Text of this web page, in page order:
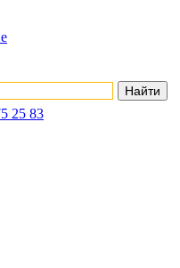
25 83